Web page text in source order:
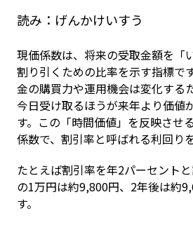
読み： げんかけいすう
現価係数は、将来の受取金額を「
割り引くための比率を示す指標で
金の購買力や運用機会は変化する
今日受け取るほうが来年より価値
す。この「時間価値」を反映させ
係数で、割引率と呼ばれる利回り
たとえば割引率を年2パーセント
の1万円は約9,800円、2年後は約
す。